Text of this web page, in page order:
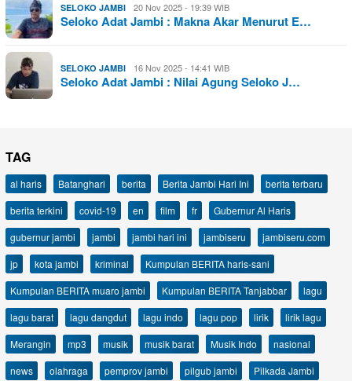
SELOKO JAMBI 20 Nov 2025 - 19:39 WIB
Seloko Adat Jambi : Makna Akar Menurut E…
SELOKO JAMBI 16 Nov 2025 - 14:41 WIB
Seloko Adat Jambi : Nilai Agung Seloko J…
TAG
al haris Batanghari berita Berita Jambi Hari Ini
berita terbaru
berita terkini
covid-19 en film fr
Gubernur Al Haris
gubernur jambi
jambi jambi hari ini jambiseru
jambiseru.com
jp
kota jambi kriminal
Kumpulan BERITA haris-sani
Kumpulan BERITA muaro jambi
Kumpulan BERITA Tanjabbar
lagu
lagu barat
lagu dangdut lagu indo lagu pop lirik
lirik lagu
Merangin
mp3 musik musik barat Musik Indo
nasional
news
olahraga pemprov jambi pilgub jambi
Pilkada Jambi